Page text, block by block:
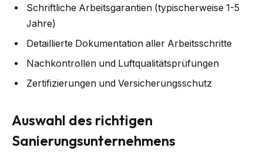
Schriftliche Arbeitsgarantien (typischerweise 1-5
Jahre)
Detaillierte Dokumentation aller Arbeitsschritte
Nachkontrollen und Luftqualitätsprüfungen
Zertifizierungen und Versicherungsschutz
Auswahl des richtigen
Sanierungsunternehmens